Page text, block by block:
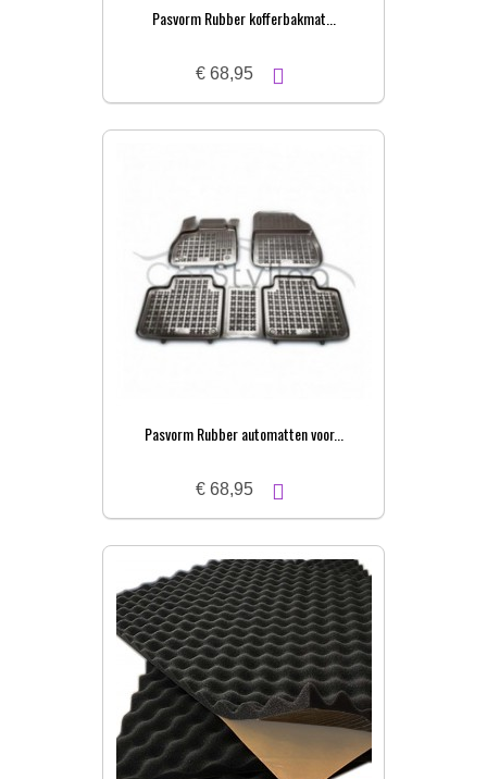
Pasvorm Rubber kofferbakmat...
€ 68,95
Pasvorm Rubber automatten voor...
€ 68,95